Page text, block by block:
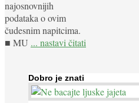
najosnovnijih
podataka o ovim
čudesnim napitcima.
■ MU ... nastavi čitati
Dobro je znati